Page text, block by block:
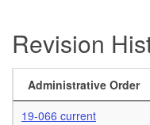
Revision
Administrative Order
19-066 current